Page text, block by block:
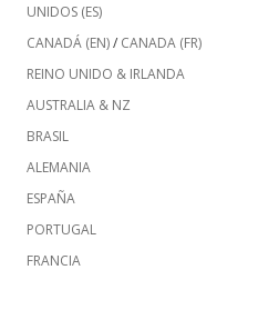
UNIDOS (ES)
CANADÁ (EN)/ CANADA (FR)
REINO UNIDO & IRLANDA
AUSTRALIA & NZ
BRASIL
ALEMANIA
ESPAÑA
PORTUGAL
FRANCIA